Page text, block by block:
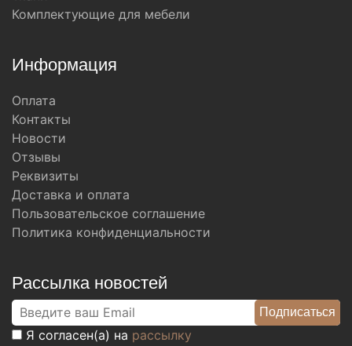
Комплектующие для мебели
Информация
Оплата
Контакты
Новости
Отзывы
Реквизиты
Доставка и оплата
Пользовательское соглашение
Политика конфиденциальности
Рассылка новостей
Я согласен(а) на рассылку